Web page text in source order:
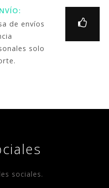
de envíos
solo
sociales.